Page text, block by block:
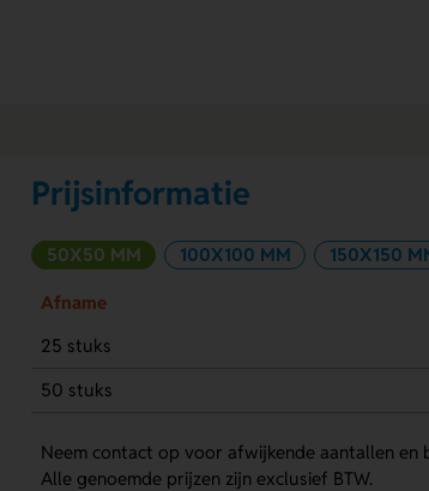
Prijsinformatie
50X50 MM 100X100 MM 150X150
Afname
25 stuks
50 stuks
Neem contact op voor afwijkende aantallen en
Alle genoemde prijzen zijn exclusief BTW.